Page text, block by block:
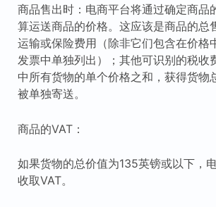
商品售出时：电商平台将通过确定商品
算运送商品的价格。这应该是商品的总
运输或保险费用（除非它们包含在价格
发票中单独列出）；其他可识别的税收
中所有货物的单个价格之和，获得货物
被单独寄送。
商品的VAT：
如果货物的总价值为135英镑或以下，
收取VAT。